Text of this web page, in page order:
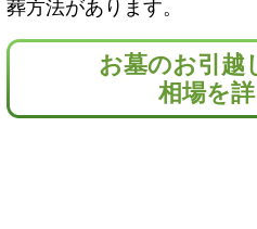
葬方法があります。
お墓のお引越
相場を